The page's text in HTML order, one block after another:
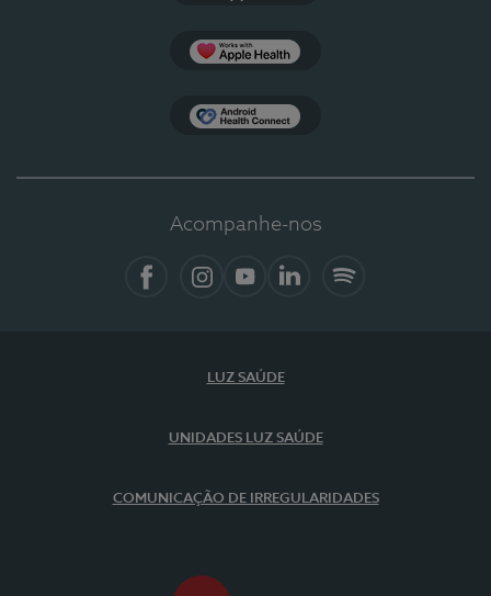
Acompanhe-nos
LUZ SAÚDE
UNIDADES LUZ SAÚDE
COMUNICAÇÃO DE IRREGULARIDADES